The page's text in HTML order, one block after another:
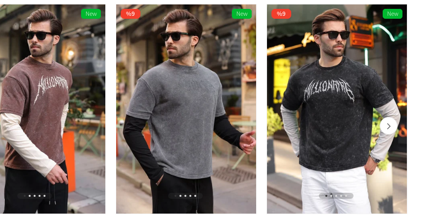
%100 Pamuk
Kol
Yok
Young
COTTON
shirt
Printed Over Fit Half Sleeves Crew Neck Basic
Bike Collar
New
Item
%9
New
Item
%9
New
Item